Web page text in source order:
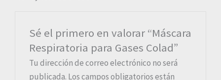
Sé el primero en valorar “Máscara
Respiratoria para Gases Colad”
Tu dirección de correo electrónico no será
publicada. Los campos obligatorios están